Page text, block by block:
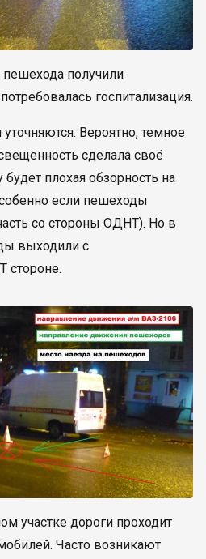
получили
госпитализация.
Вероятно, темное
сделала своё
плохая обзорность на
если пешеходы
со стороны ОДНТ). Но в
выходили с
стороне.
участке дороги проходит
Часто возникают